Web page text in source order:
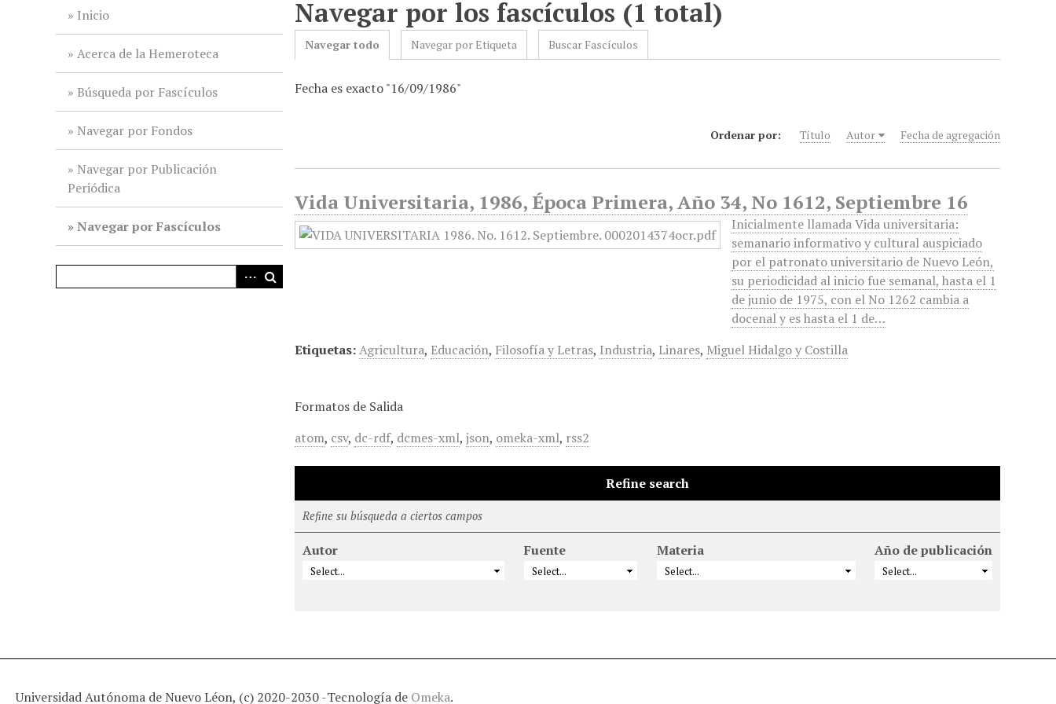
Inicio
Acerca de la Hemeroteca
Búsqueda por Fascículos
Navegar por Fondos
Navegar por Publicación
Periódica
Navegar por Fascículos
Navegar por los fascículos (1 total)
Navegar todo Navegar por Etiqueta Buscar Fascículos
Fecha es exacto "16/09/1986"
Ordenar por: Título Autor Fecha de agregación
Vida Universitaria, 1986, Época Primera, Año 34, No 1612, Septiembre 16
Inicialmente llamada Vida universitaria:
semanario informativo y cultural auspiciado
por el patronato universitario de Nuevo León,
su periodicidad al inicio fue semanal, hasta el 1
de junio de 1975, con el No 1262 cambia a
docenal y es hasta el 1 de…
Etiquetas:Agricultura, Educación, Filosofía y Letras, Industria, Linares, Miguel Hidalgo y Costilla
Formatos de Salida
atom, csv, dc-rdf, dcmes-xml,json, omeka-xml, rss2
Refine search
Refine su búsqueda a ciertos campos
Autor Fuente Materia Año de publicación
Universidad Autónoma de Nuevo Léon, (c) 2020-2030 -Tecnología de Omeka.